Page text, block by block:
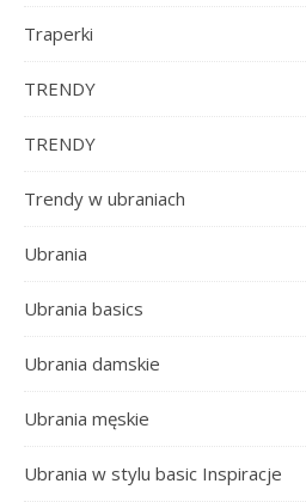
Traperki
TRENDY
TRENDY
Trendy w ubraniach
Ubrania
Ubrania basics
Ubrania damskie
Ubrania męskie
Ubrania w stylu basic Inspiracje